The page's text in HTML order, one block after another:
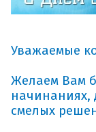
Уважаемые
Желаем Вам
начинаниях,
смелых